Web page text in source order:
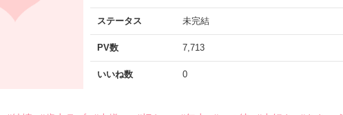
ステータス 未完結
PV数 7,713
いいね数 0